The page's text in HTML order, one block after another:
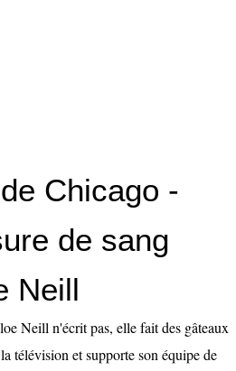
Chicago -
de sang
Neill
Neill n'écrit pas, elle fait des gâteaux
télévision et supporte son équipe de